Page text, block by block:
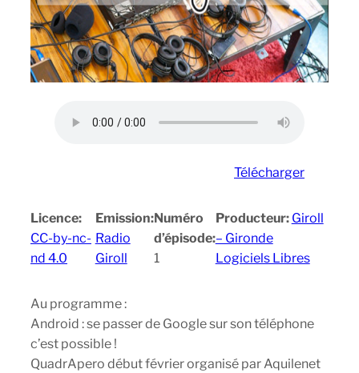
Télécharger
Licence:
CC-by-nc-
nd 4.0
Emission:
Radio
Giroll
Numéro
d’épisode:
1
Producteur: Giroll
– Gironde
Logiciels Libres
Au programme :
Android : se passer de Google sur son téléphone
c’est possible !
QuadrApero début février organisé par Aquilenet